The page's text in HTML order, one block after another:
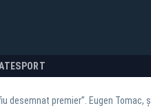
SPORT
desemnat premier”. Eugen